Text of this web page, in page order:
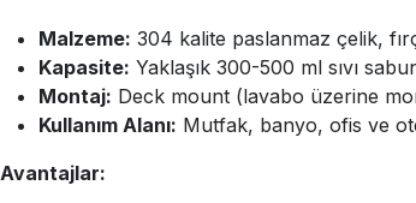
Malzeme: 304 kalite paslanmaz çelik,
Kapasite: Yaklaşık 300-500 ml sıvı
Montaj: Deck mount (lavabo üzerine
Kullanım Alanı: Mutfak, banyo, ofis ve
Avantajlar: